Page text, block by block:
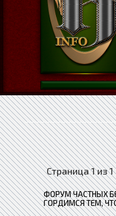
Страница1из1
ФОРУМ ЧАСТНЫХ
ГОРДИМСЯ ТЕМ,